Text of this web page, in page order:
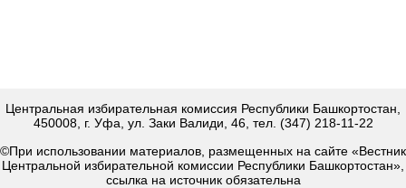
Центральная избирательная комиссия Республики Башкортостан,
450008, г. Уфа, ул. Заки Валиди, 46, тел. (347) 218-11-22
©При использовании материалов, размещенных на сайте «Вестник
Центральной избирательной комиссии Республики Башкортостан»,
ссылка на источник обязательна